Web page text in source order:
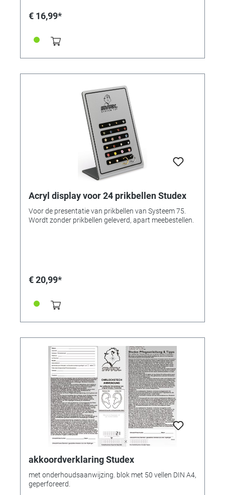
€ 16,99*
Acryl display voor 24 prikbellen Studex
Voor de presentatie van prikbellen van Systeem 75.
Wordt zonder prikbellen geleverd, apart meebestellen.
€ 20,99*
akkoordverklaring Studex
met onderhoudsaanwijzing. blok met 50 vellen DIN A4,
geperforeerd.